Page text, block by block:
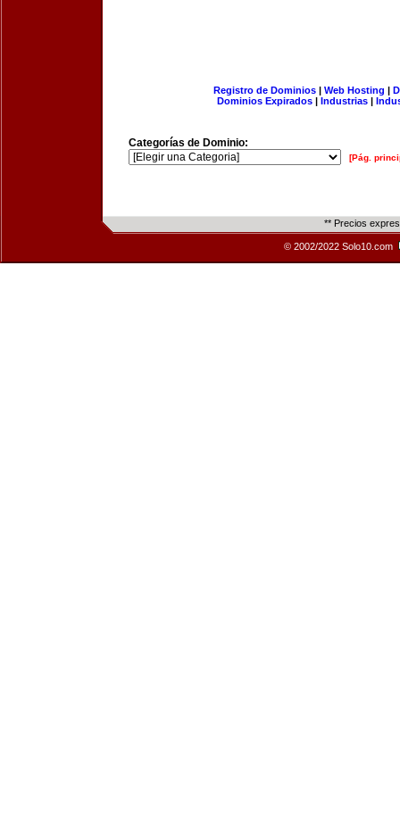
Registro de Dominios| Web Hosting |
Dominios Expirados | Industrias |
Categorías de Dominio:
[Pág.
** Precios
© 2002/2022 Solo10.com